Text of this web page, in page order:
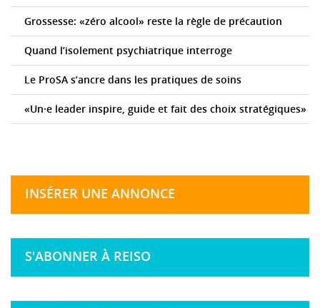
Grossesse: «zéro alcool» reste la règle de précaution
Quand l’isolement psychiatrique interroge
Le ProSA s’ancre dans les pratiques de soins
«Un·e leader inspire, guide et fait des choix stratégiques»
INSÉRER UNE ANNONCE
S'ABONNER À REISO